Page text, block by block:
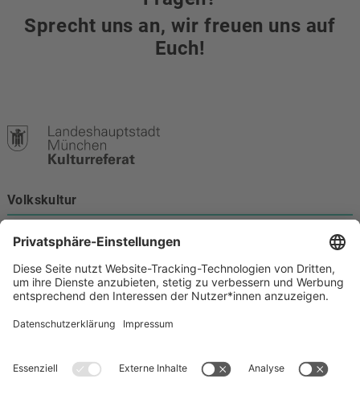
Sprecht uns an, wir freuen uns auf
Euch!
Volkskultur
80331 München
Kontakt
089 233-21172
volkskultur@muenchen.de
Volkskultur auf Facebook
Volkskultur Instagram
Volkskultur auf Youtube